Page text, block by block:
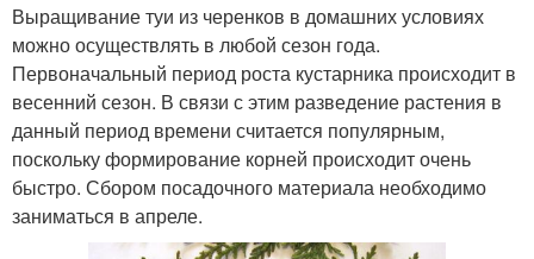
Выращивание туи из черенков в домашних условиях
можно осуществлять в любой сезон года.
Первоначальный период роста кустарника происходит в
весенний сезон. В связи с этим разведение растения в
данный период времени считается популярным,
поскольку формирование корней происходит очень
быстро. Сбором посадочного материала необходимо
заниматься в апреле.